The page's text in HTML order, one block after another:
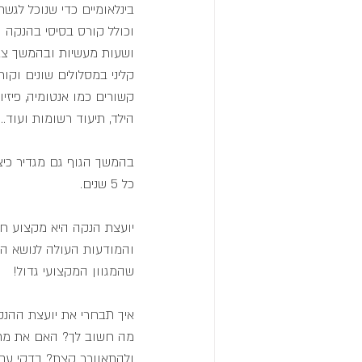
בינלאומיים כדי שנוכל
וכולל קורס בסיסי
ושעות מעשיות ובהמשך
קליני במסלולים שונים
קשורים כמו אנטומיה,
הילד, תיעוד רשומות
בהמשך הגוף גם מגדיר
כל 5 שנים.
יועצת הנקה היא מקצוע
והמודעות העולה לנושא
שהמגוון המקצועי גדול!
איך תבחרי את יועצת
מה חשוב לך? האם את